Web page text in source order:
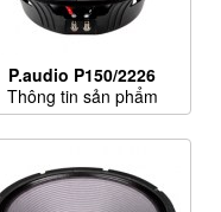
P.audio P150/2226
Thông tin sản phẩm